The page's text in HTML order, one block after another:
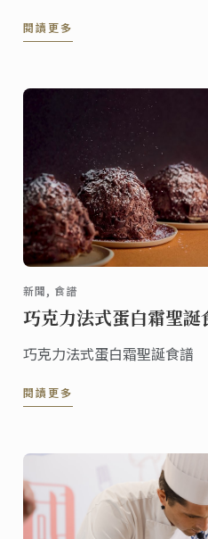
閱讀更多
新聞, 食譜
巧克力法式蛋白霜聖誕
巧克力法式蛋白霜聖誕食譜
閱讀更多